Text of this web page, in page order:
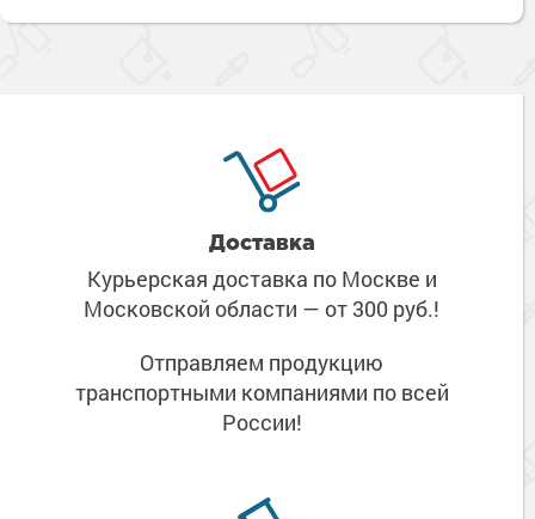
Доставка
Курьерская доставка по Москве и
Московской области — от 300 руб.!
Отправляем продукцию
транспортными компаниями по всей
России!